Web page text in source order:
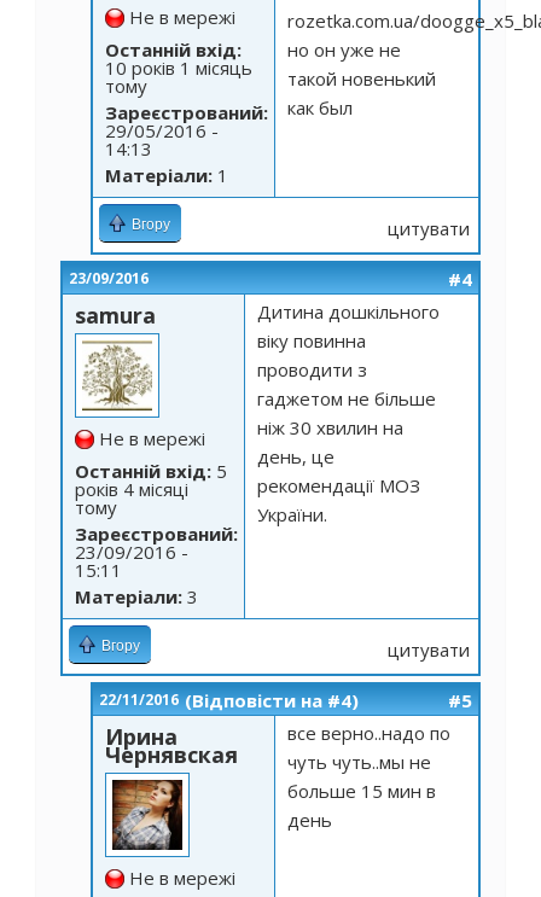
Не в мережі
Останній вхід:
10 років 1 місяць
тому
Зареєстрований:
29/05/2016 -
14:13
Матеріали: 1
rozetka.com.ua/
но он уже не
такой новенький
как был
Вгору цитувати
23/09/2016 #4
samura
Не в мережі
Останній вхід: 5
років 4 місяці
тому
Зареєстрований:
23/09/2016 -
15:11
Матеріали: 3
Дитина дошкільного
віку повинна
проводити з
гаджетом не більше
ніж 30 хвилин на
день, це
рекомендації МОЗ
України.
Вгору цитувати
22/11/2016 (Відповісти на #4) #5
Ирина
Чернявская
Не в мережі
все верно..надо по
чуть чуть..мы не
больше 15 мин в
день